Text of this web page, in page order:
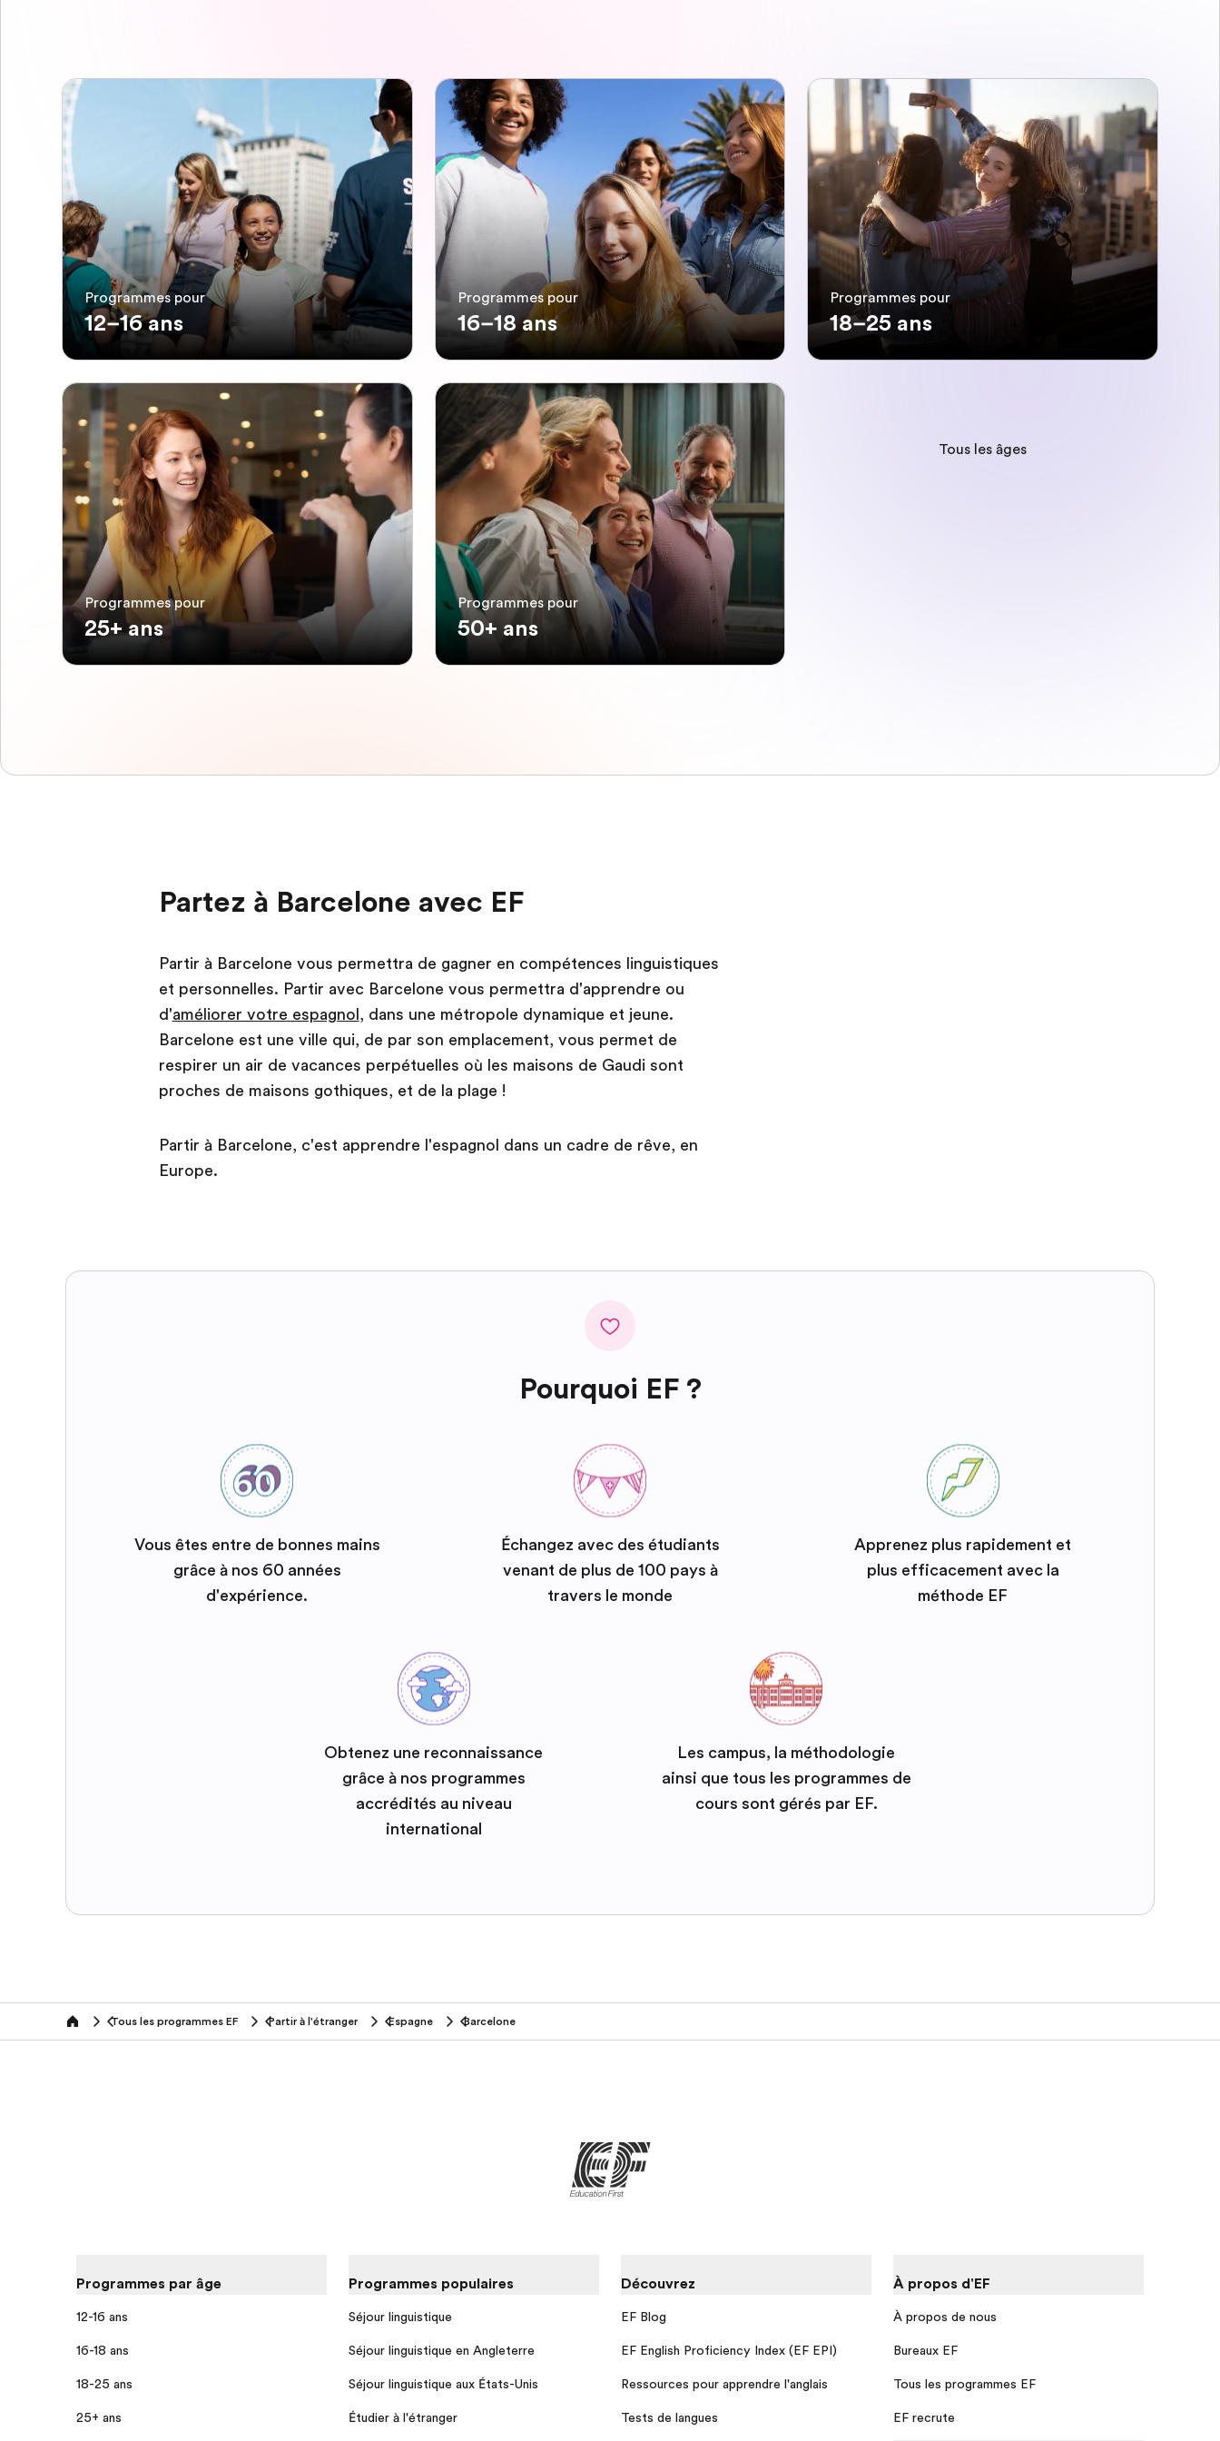
Programmes pour
12–16 ans
Programmes pour
16–18 ans
Programmes pour
18–25 ans
Programmes pour
25+ ans
Programmes pour
50+ ans
Tous les âges
Partez à Barcelone avec EF
Partir à Barcelone vous permettra de gagner en compétences linguistiques
et personnelles. Partir avec Barcelone vous permettra d'apprendre ou
d'améliorer votre espagnol, dans une métropole dynamique et jeune.
Barcelone est une ville qui, de par son emplacement, vous permet de
respirer un air de vacances perpétuelles où les maisons de Gaudi sont
proches de maisons gothiques, et de la plage !
Partir à Barcelone, c'est apprendre l'espagnol dans un cadre de rêve, en
Europe.
Pourquoi EF ?
Vous êtes entre de bonnes mains
grâce à nos 60 années
d'expérience.
Échangez avec des étudiants
venant de plus de 100 pays à
travers le monde
Apprenez plus rapidement et
plus efficacement avec la
méthode EF
Obtenez une reconnaissance
grâce à nos programmes
accrédités au niveau
international
Les campus, la méthodologie
ainsi que tous les programmes de
cours sont gérés par EF.
home Tous les programmes EF Partir à l'étranger Espagne Barcelone
Programmes par âge
12-16 ans
16-18 ans
18-25 ans
25+ ans
Programmes populaires
Séjour linguistique
Séjour linguistique en Angleterre
Séjour linguistique aux États-Unis
Étudier à l'étranger
Découvrez
EF Blog
EF English Proficiency Index (EF EPI)
Ressources pour apprendre l'anglais
Tests de langues
À propos d'EF
À propos de nous
Bureaux EF
Tous les programmes EF
EF recrute